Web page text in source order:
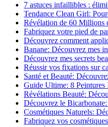
7 astuces infaillibles :
Tendance Clean Girl:
Révélation de 60 Millions
Fabriquez votre pied de
Découvrez comment
Banane: Découvrez mes
Découvrez mes secrets
Réussir vos fixations sur
Santé et Beauté:
Guide Ultime: 8
Révélations Beauté:
Découvrez le
Cosmétiques Naturels:
Fabriquez vos